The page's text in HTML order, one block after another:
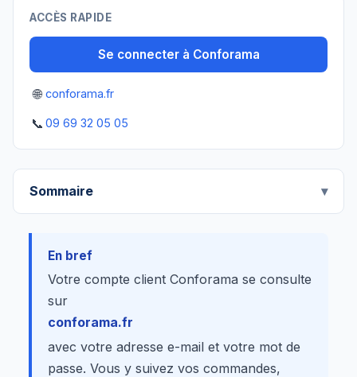
ACCÈS RAPIDE
Se connecter à Conforama
🌐 conforama.fr
📞 09 69 32 05 05
Sommaire
En bref
Votre compte client Conforama se consulte
sur
conforama.fr
avec votre adresse e-mail et votre mot de
passe. Vous y suivez vos commandes,